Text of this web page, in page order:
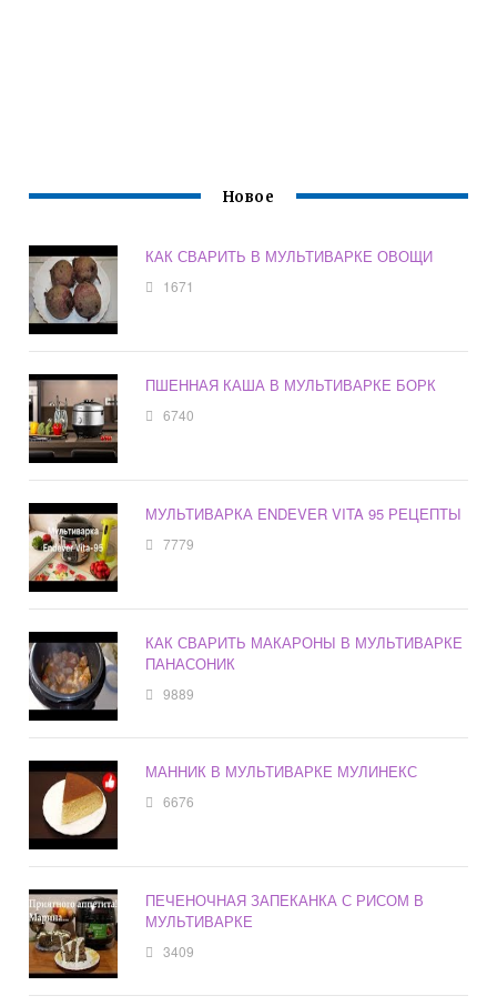
Новое
КАК СВАРИТЬ В МУЛЬТИВАРКЕ ОВОЩИ
1671
ПШЕННАЯ КАША В МУЛЬТИВАРКЕ БОРК
6740
МУЛЬТИВАРКА ENDEVER VITA 95 РЕЦЕПТЫ
7779
КАК СВАРИТЬ МАКАРОНЫ В МУЛЬТИВАРКЕ
ПАНАСОНИК
9889
МАННИК В МУЛЬТИВАРКЕ МУЛИНЕКС
6676
ПЕЧЕНОЧНАЯ ЗАПЕКАНКА С РИСОМ В
МУЛЬТИВАРКЕ
3409